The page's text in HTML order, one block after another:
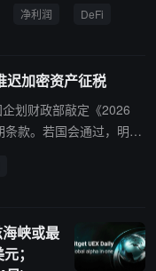
2154万美元。 Q2 收益
和分发的收益达到了 2
净利润 DeFi
迟加密资产征税
划财政部敲定《2026
款。若国会通过，明年
峡或最
；